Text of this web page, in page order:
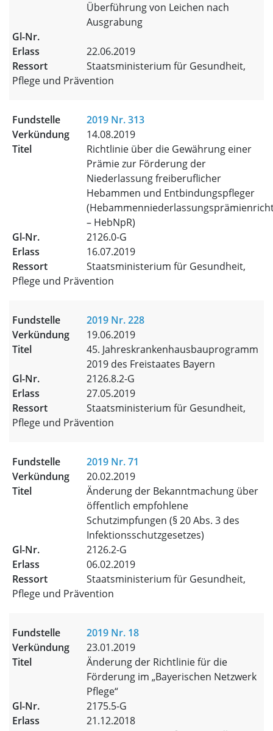
Überführung von Leichen nach
Ausgrabung
22.06.2019
Staatsministerium für Gesundheit,
Pflege und Prävention
2019 Nr. 313
14.08.2019
Richtlinie über die Gewährung einer
Prämie zur Förderung der
Niederlassung freiberuflicher
Hebammen und Entbindungspfleger
– HebNpR)
2126.0-G
16.07.2019
Staatsministerium für Gesundheit,
Pflege und Prävention
2019 Nr. 228
19.06.2019
45. Jahreskrankenhausbauprogramm
2019 des Freistaates Bayern
2126.8.2-G
27.05.2019
Staatsministerium für Gesundheit,
Pflege und Prävention
2019 Nr. 71
20.02.2019
Änderung der Bekanntmachung über
öffentlich empfohlene
Schutzimpfungen (§ 20 Abs. 3 des
Infektionsschutzgesetzes)
2126.2-G
06.02.2019
Staatsministerium für Gesundheit,
Pflege und Prävention
2019 Nr. 18
23.01.2019
Änderung der Richtlinie für die
Förderung im „Bayerischen Netzwerk
Pflege“
2175.5-G
21.12.2018